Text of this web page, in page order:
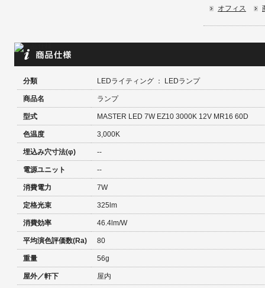
オフィス
分類 LEDライティング ： LEDランプ
商品名 ランプ
型式 MASTER LED 7W EZ10 3000K 12V MR16 60D
色温度 3,000K
埋込み穴寸法(φ) --
電源ユニット --
消費電力 7W
定格光束 325lm
消費効率 46.4lm/W
平均演色評価数(Ra) 80
重量 56g
屋外／軒下 屋内